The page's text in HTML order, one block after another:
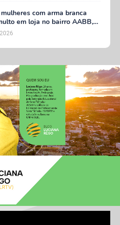
com arma branca
em loja no bairro AABB,